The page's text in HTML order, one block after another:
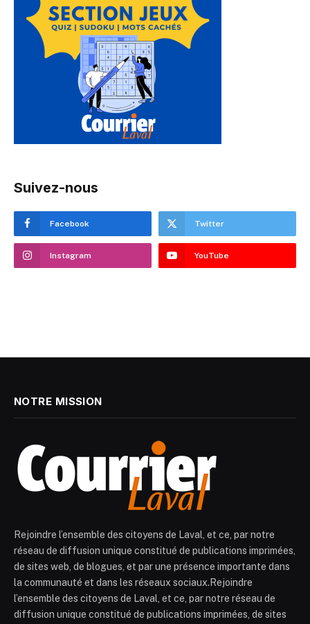
Suivez-nous
Facebook Twitter
Instagram YouTube
NOTRE MISSION
Rejoindre l’ensemble des citoyens de Laval, et ce, par notre
réseau de diffusion unique constitué de publications imprimées,
de sites web, de blogues, et par une présence importante dans
la communauté et dans les réseaux sociaux.Rejoindre
l’ensemble des citoyens de Laval, et ce, par notre réseau de
diffusion unique constitué de publications imprimées, de sites